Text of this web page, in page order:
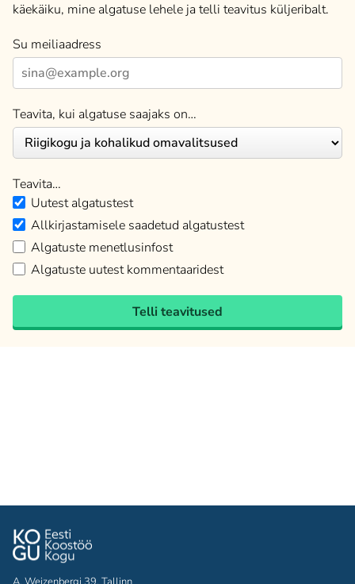
käekäiku, mine algatuse lehele ja telli teavitus küljeribalt.
Su meiliaadress
Teavita, kui algatuse saajaks on…
Teavita…
Uutest algatustest
Allkirjastamisele saadetud algatustest
Algatuste menetlusinfost
Algatuste uutest kommentaaridest
Telli teavitused